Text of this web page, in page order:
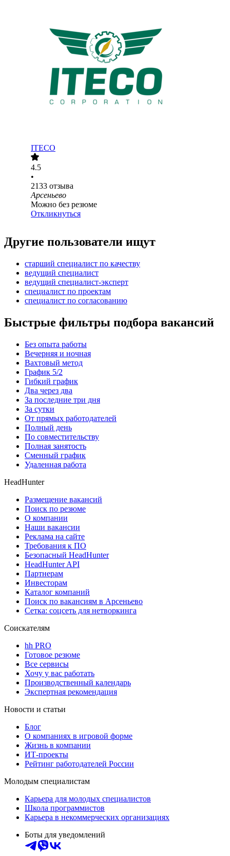
ITECO
4.5
•
2133 отзыва
Арсеньево
Можно без резюме
Откликнуться
Другие пользователи ищут
старший специалист по качеству
ведущий специалист
ведущий специалист-эксперт
специалист по проектам
специалист по согласованию
Быстрые фильтры подбора вакансий
Без опыта работы
Вечерняя и ночная
Вахтовый метод
График 5/2
Гибкий график
Два через два
За последние три дня
За сутки
От прямых работодателей
Полный день
По совместительству
Полная занятость
Сменный график
Удаленная работа
HeadHunter
Размещение вакансий
Поиск по резюме
О компании
Наши вакансии
Реклама на сайте
Требования к ПО
Безопасный HeadHunter
HeadHunter API
Партнерам
Инвесторам
Каталог компаний
Поиск по вакансиям в Арсеньево
Сетка: соцсеть для нетворкинга
Соискателям
hh PRO
Готовое резюме
Все сервисы
Хочу у вас работать
Производственный календарь
Экспертная рекомендация
Новости и статьи
Блог
О компаниях в игровой форме
Жизнь в компании
ИТ-проекты
Рейтинг работодателей России
Молодым специалистам
Карьера для молодых специалистов
Школа программистов
Карьера в некоммерческих организациях
Боты для уведомлений